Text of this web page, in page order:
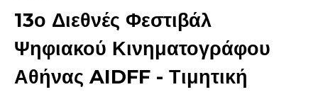
13ο Διεθνές Φεστιβάλ
Ψηφιακού Κινηματογράφου
Αθήνας AIDFF - Τιμητική